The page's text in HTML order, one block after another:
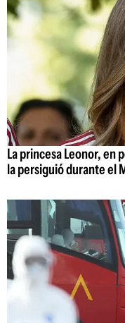
La princesa Leonor, en
la persiguió durante el